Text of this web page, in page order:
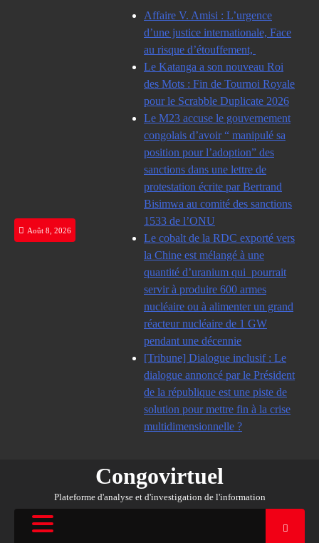
Août 8, 2026
Affaire V. Amisi : L’urgence
d’une justice internationale, Face
au risque d’étouffement,
Le Katanga a son nouveau Roi
des Mots : Fin de Tournoi Royale
pour le Scrabble Duplicate 2026
Le M23 accuse le gouvernement
congolais d’avoir “ manipulé sa
position pour l’adoption” des
sanctions dans une lettre de
protestation écrite par Bertrand
Bisimwa au comité des sanctions
1533 de l’ONU
Le cobalt de la RDC exporté vers
la Chine est mélangé à une
quantité d’uranium qui pourrait
servir à produire 600 armes
nucléaire ou à alimenter un grand
réacteur nucléaire de 1 GW
pendant une décennie
[Tribune] Dialogue inclusif : Le
dialogue annoncé par le Président
de la république est une piste de
solution pour mettre fin à la crise
multidimensionnelle ?
Congovirtuel
Plateforme d'analyse et d'investigation de l'information